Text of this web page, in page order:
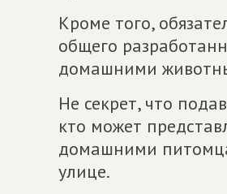
Кроме того,
общего
домашними
Не секрет, что
кто может
домашними
улице.